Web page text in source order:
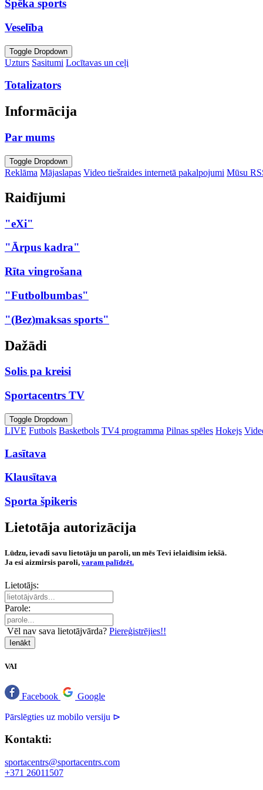
Spēka sports
Veselība
Toggle Dropdown
Uzturs Sasitumi Locītavas un ceļi
Totalizators
Informācija
Par mums
Toggle Dropdown
Reklāma Mājaslapas Video tiešraides internetā pakalpojumi Mūsu
Raidījumi
"eXi"
"Ārpus kadra"
Rīta vingrošana
"Futbolbumbas"
"(Bez)maksas sports"
Dažādi
Solis pa kreisi
Sportacentrs TV
Toggle Dropdown
LIVE Futbols Basketbols TV4 programma Pilnas spēles Hokejs
Lasītava
Klausītava
Sporta špikeris
Lietotāja autorizācija
Lūdzu, ievadi savu lietotāju un paroli, un mēs Tevi ielaidīsim iekšā.
Ja esi aizmirsis paroli, varam palīdzēt.
Lietotājs:
Parole:
Vēl nav sava lietotājvārda? Piereģistrējies!!
Ienākt
VAI
Facebook Google
Pārslēgties uz mobilo versiju ⊳
Kontakti:
sportacentrs@sportacentrs.com
+371 26011507